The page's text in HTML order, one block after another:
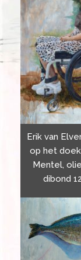
Erik van
op het doek
Mentel,
dibond